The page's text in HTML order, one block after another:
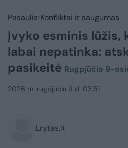
Pasaulis Konfliktai ir saugumas
Įvyko esminis lūžis,
labai nepatinka:
pasikeitė Rugpjūčio 9-
2026 m. rugpjūčio 9 d. 03:51
Lrytas.lt